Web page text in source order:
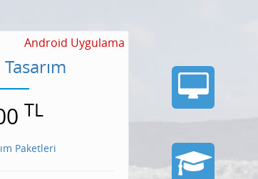
Android Uygulama
TL
Paketleri